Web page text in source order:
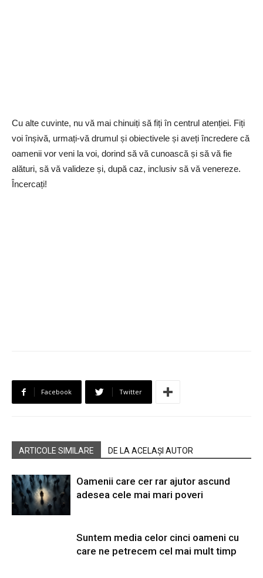
Cu alte cuvinte, nu vă mai chinuiți să fiți în centrul atenției. Fiți
voi înșivă, urmați-vă drumul și obiectivele și aveți încredere că
oamenii vor veni la voi, dorind să vă cunoască și să vă fie
alături, să vă valideze și, după caz, inclusiv să vă venereze.
Încercați!
Facebook Twitter
ARTICOLE SIMILARE DE LA ACELAȘI AUTOR
Oamenii care cer rar ajutor ascund
adesea cele mai mari poveri
Suntem media celor cinci oameni cu
care ne petrecem cel mai mult timp